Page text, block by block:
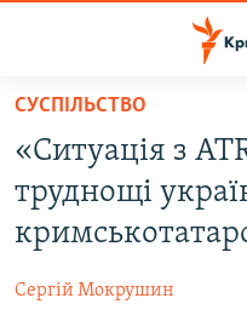
Перейти
основного
матеріалу
Перейти
до
основної
навігації
ВОДА.КРИМ
ВІДЕО ТА ФОТО
БЛОГИ
СУСПІЛЬСТВО
«Ситуація з
труднощі
Сергій Мокрушин